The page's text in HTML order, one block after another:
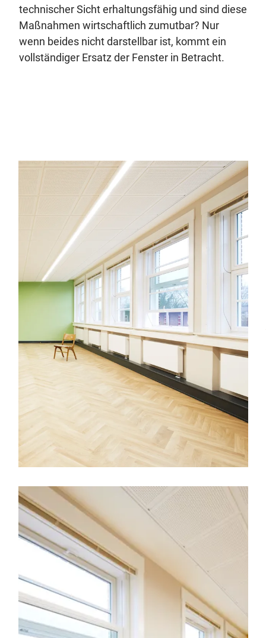
technischer Sicht erhaltungsfähig und sind diese
Maßnahmen wirtschaftlich zumutbar? Nur
wenn beides nicht darstellbar ist, kommt ein
vollständiger Ersatz der Fenster in Betracht.